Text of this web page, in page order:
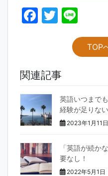
F
b
o
o
k
T
itt
TOP
関連記事
英語いつまで
経験が足りない
2023年1月11日
「英語が続か
要なし！
2022年5月1日